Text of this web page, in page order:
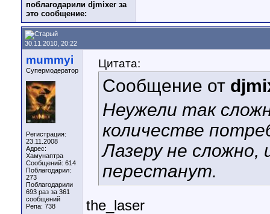
поблагодарили djmixer за
это сообщение:
30.11.2010, 20:22
mummyi
Супермодератор
Регистрация:
23.11.2008
Адрес:
Хамунаптра
Сообщений: 614
Поблагодарил:
273
Поблагодарили
693 раз за 361
сообщений
Репа: 738
Цитата:
Сообщение от
Неужели так
количестве
Лазеру не
перестанут.
the_laser